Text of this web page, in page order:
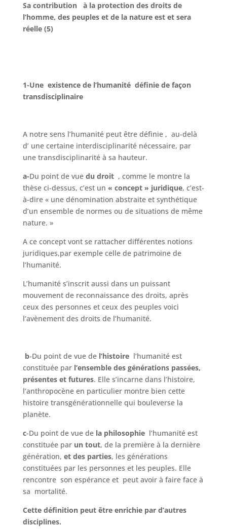
Sa contribution à la protection des droits de
l’homme, des peuples et de la nature est et sera
réelle (5)
1-Une existence de l’humanité définie de façon
transdisciplinaire
A notre sens l’humanité peut être définie , au-delà
d’ une certaine interdisciplinarité nécessaire, par
une transdisciplinarité à sa hauteur.
a-Du point de vue du droit, comme le montre la
thèse ci-dessus, c’est un « concept » juridique, c’est-
à-dire « une dénomination abstraite et synthétique
d’un ensemble de normes ou de situations de même
nature. »
A ce concept vont se rattacher différentes notions
juridiques,par exemple celle de patrimoine de
l’humanité.
L’humanité s’inscrit aussi dans un puissant
mouvement de reconnaissance des droits, après
ceux des personnes et ceux des peuples voici
l’avènement des droits de l’humanité.
b-Du point de vue de l’histoire l’humanité est
constituée par l’ensemble des générations passées,
présentes et futures. Elle s’incarne dans l’histoire,
l’anthropocène en particulier montre bien cette
histoire transgénérationnelle qui bouleverse la
planète.
c-Du point de vue de la philosophiel’humanité est
constituée par un tout, de la première à la dernière
génération, et des parties, les générations
constituées par les personnes et les peuples. Elle
rencontre son espérance et peut avoir à faire face à
sa mortalité.
Cette définition peut être enrichie par d’autres
disciplines.